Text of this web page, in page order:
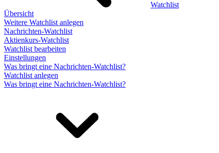
Watchlist
Übersicht
Weitere Watchlist anlegen
Nachrichten-Watchlist
Aktienkurs-Watchlist
Watchlist bearbeiten
Einstellungen
Was bringt eine Nachrichten-Watchlist?
Watchlist anlegen
Was bringt eine Nachrichten-Watchlist?